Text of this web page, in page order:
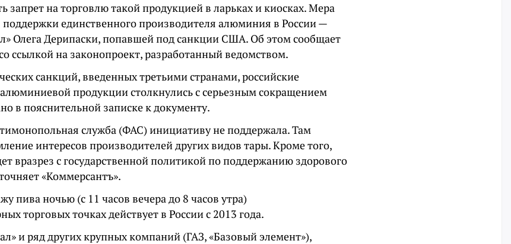
запрет на торговлю такой продукцией в ларьках и киосках. Мера
единственного производителя алюминия в России —
Олега Дерипаски, попавшей под санкции США. Об этом сообщает
ссылкой на законопроект, разработанный ведомством.
санкций, введенных третьими странами, российские
продукции столкнулись с серьезным сокращением
в пояснительной записке к документу.
служба (ФАС) инициативу не поддержала. Там
интересов производителей других видов тары. Кроме того,
вразрез с государственной политикой по поддержанию здорового
«Коммерсантъ».
пива ночью (с 11 часов вечера до 8 часов утра)
торговых точках действует в России с 2013 года.
и ряд других крупных компаний (ГАЗ, «Базовый элемент»),